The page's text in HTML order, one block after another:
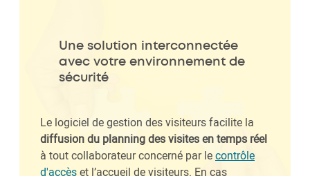
Une solution interconnectée
avec votre environnement de
sécurité
Le logiciel de gestion des visiteurs facilite la
diffusion du planning des visites en temps réel
à tout collaborateur concerné par lecontrôle
d'accèset l’accueil de visiteurs. En cas